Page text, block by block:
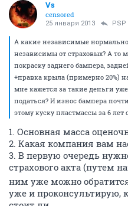
Vs
censored
25 января 2013 PSP
А какие независимые
независимы от страховых? А то
покраску заднего бампера,
+правка крыла (примерно 20%)
мне кажется за такие деньги
податься? И износ бампера
этому куску пластмассы за 6 лет
1. Основная масса
2. Какая компания вам
3. В первую очередь
страхового акта (путем
ним уже можно
уже и проконсультирую,